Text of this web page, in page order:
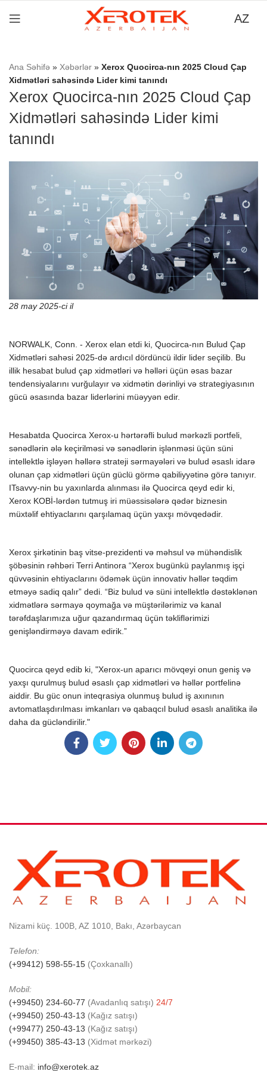
AZ
Ana Səhifə » Xəbərlər » Xerox Quocirca-nın 2025 Cloud Çap
Xidmətləri sahəsində Lider kimi tanındı
Xerox Quocirca-nın 2025 Cloud Çap
Xidmətləri sahəsində Lider kimi
tanındı
28 may 2025-ci il
NORWALK, Conn. - Xerox elan etdi ki, Quocirca-nın Bulud Çap
Xidmətləri sahəsi 2025-də ardıcıl dördüncü ildir lider seçilib. Bu
illik hesabat bulud çap xidmətləri və həlləri üçün əsas bazar
tendensiyalarını vurğulayır və xidmətin dərinliyi və strategiyasının
gücü əsasında bazar liderlərini müəyyən edir.
Hesabatda Quocirca Xerox-u hərtərəfli bulud mərkəzli portfeli,
sənədlərin ələ keçirilməsi və sənədlərin işlənməsi üçün süni
intellektlə işləyən həllərə strateji sərmayələri və bulud əsaslı idarə
olunan çap xidmətləri üçün güclü görmə qabiliyyətinə görə tanıyır.
ITsavvy-nin bu yaxınlarda alınması ilə Quocirca qeyd edir ki,
Xerox KOBİ-lərdən tutmuş iri müəssisələrə qədər biznesin
müxtəlif ehtiyaclarını qarşılamaq üçün yaxşı mövqedədir.
Xerox şirkətinin baş vitse-prezidenti və məhsul və mühəndislik
şöbəsinin rəhbəri Terri Antinora “Xerox bugünkü paylanmış işçi
qüvvəsinin ehtiyaclarını ödəmək üçün innovativ həllər təqdim
etməyə sadiq qalır” dedi. “Biz bulud və süni intellektlə dəstəklənən
xidmətlərə sərmayə qoymağa və müştərilərimiz və kanal
tərəfdaşlarımıza uğur qazandırmaq üçün təkliflərimizi
genişləndirməyə davam edirik.”
Quocirca qeyd edib ki, "Xerox-un aparıcı mövqeyi onun geniş və
yaxşı qurulmuş bulud əsaslı çap xidmətləri və həllər portfelinə
aiddir. Bu güc onun inteqrasiya olunmuş bulud iş axınının
avtomatlaşdırılması imkanları və qabaqcıl bulud əsaslı analitika ilə
daha da gücləndirilir."
Nizami küç. 100B, AZ 1010, Bakı, Azərbaycan
Telefon:
(+99412) 598-55-15 (Çoxkanallı)
Mobil:
(+99450) 234-60-77 (Avadanlıq satışı) 24/7
(+99450) 250-43-13 (Kağız satışı)
(+99477) 250-43-13 (Kağız satışı)
(+99450) 385-43-13 (Xidmət mərkəzi)
E-mail: info@xerotek.az